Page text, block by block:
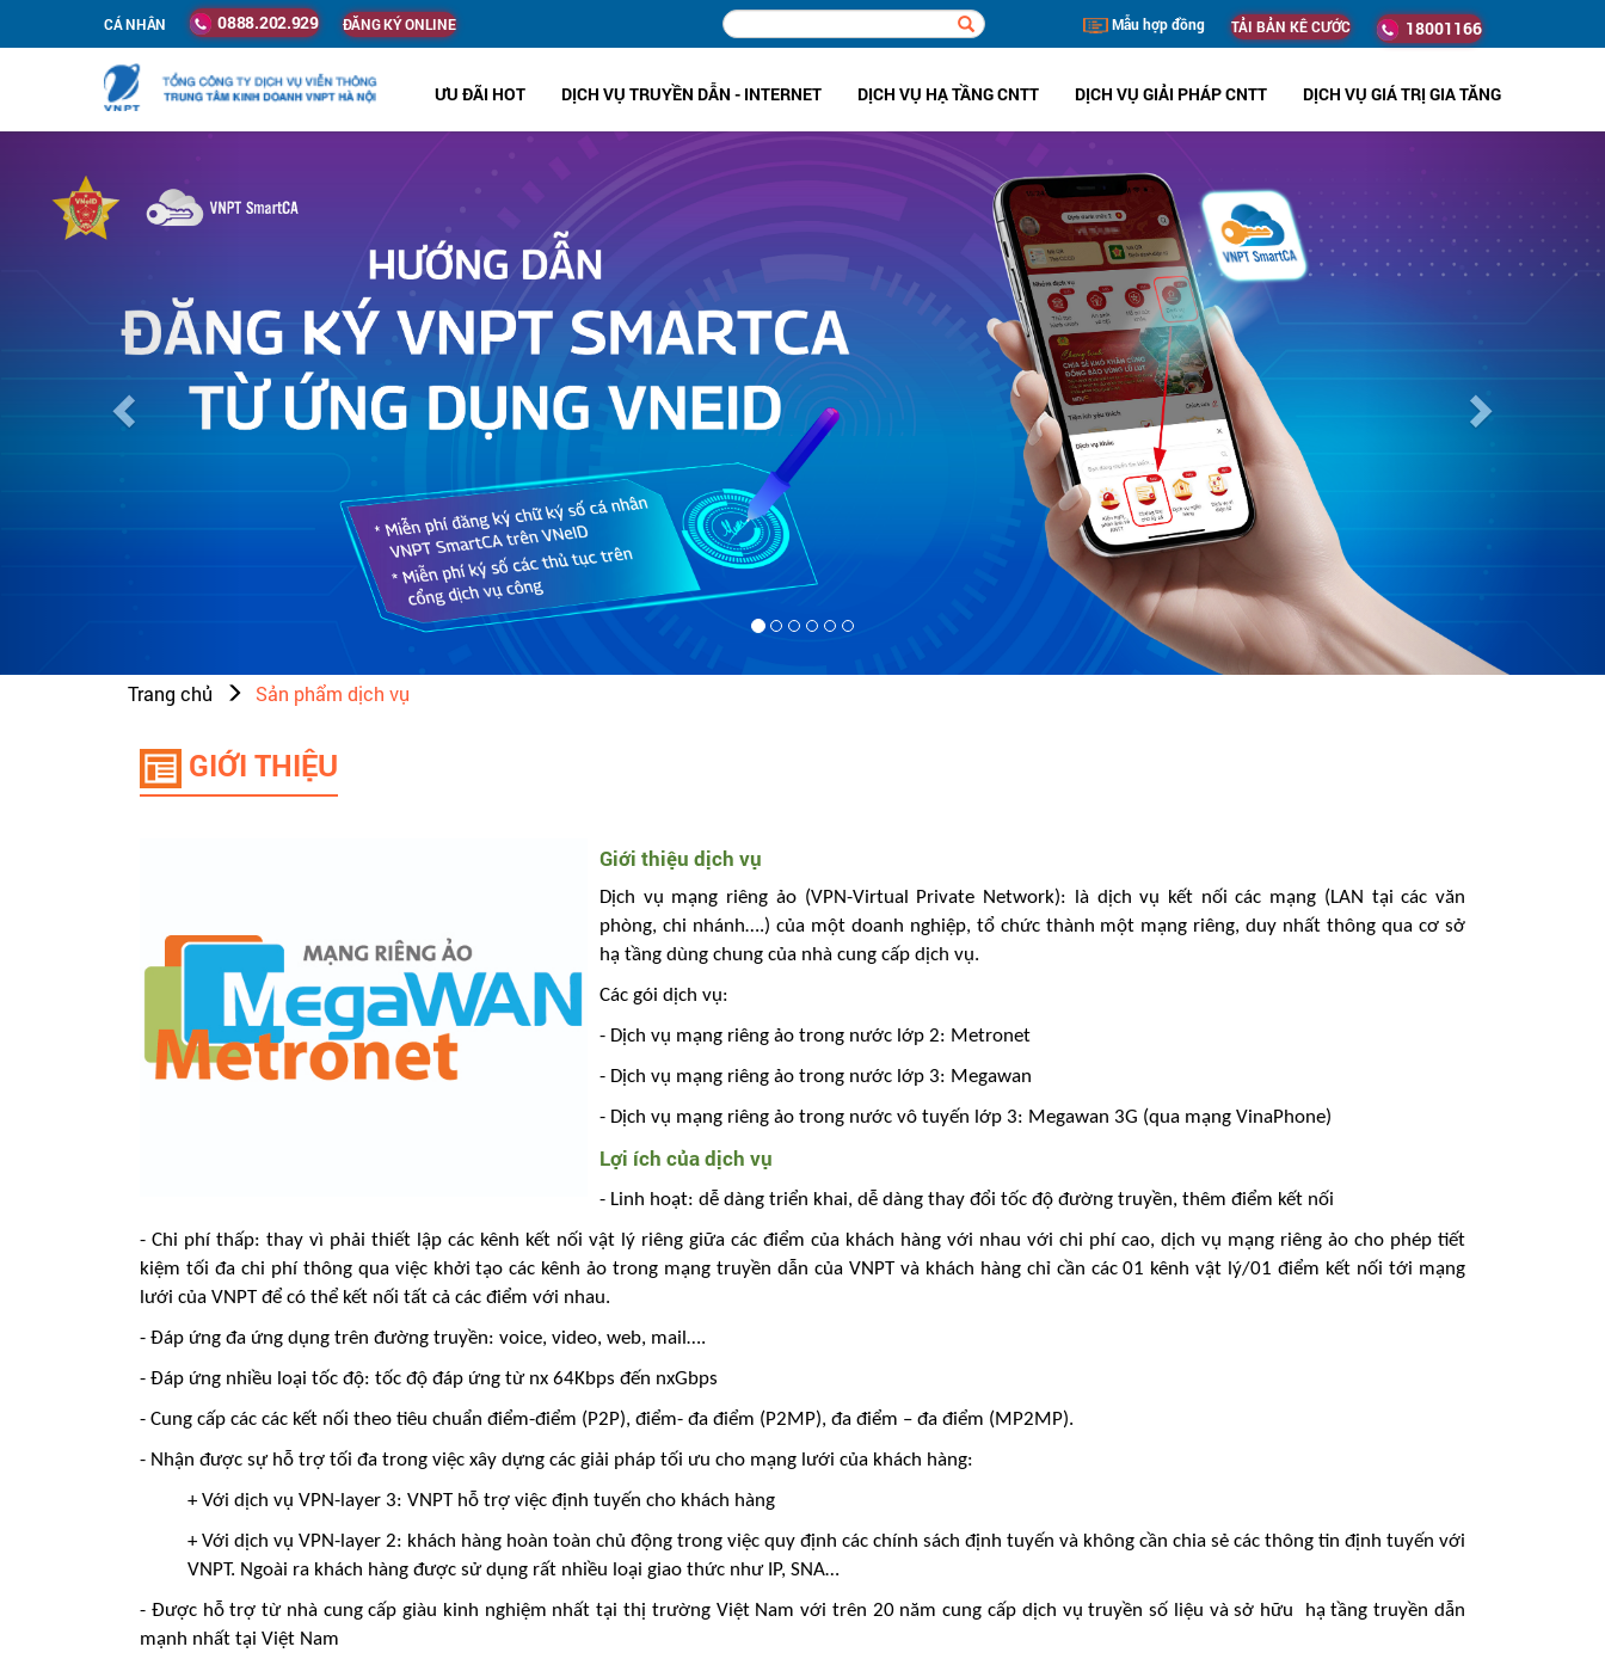
CÁ NHÂN 0888.202.929 ĐĂNG KÝ ONLINE Mẫu hợp đồng TẢI BẢN KÊ CƯỚC 18001166
ƯU ĐÃI HOT DỊCH VỤ TRUYỀN DẪN - INTERNET DỊCH VỤ HẠ TẦNG CNTT DỊCH VỤ GIẢI PHÁP CNTT DỊCH VỤ GIÁ TRỊ GIA TĂNG
Trang chủ Sản phẩm dịch vụ
GIỚI THIỆU
Giới thiệu dịch vụ
Dịch vụ mạng riêng ảo (VPN-Virtual Private Network): là dịch vụ kết nối các mạng (LAN tại các văn
phòng, chi nhánh….) của một doanh nghiệp, tổ chức thành một mạng riêng, duy nhất thông qua cơ sở
hạ tầng dùng chung của nhà cung cấp dịch vụ.
Các gói dịch vụ:
- Dịch vụ mạng riêng ảo trong nước lớp 2: Metronet
- Dịch vụ mạng riêng ảo trong nước lớp 3: Megawan
- Dịch vụ mạng riêng ảo trong nước vô tuyến lớp 3: Megawan 3G (qua mạng VinaPhone)
Lợi ích của dịch vụ
- Linh hoạt: dễ dàng triển khai, dễ dàng thay đổi tốc độ đường truyền, thêm điểm kết nối
- Chi phí thấp: thay vì phải thiết lập các kênh kết nối vật lý riêng giữa các điểm của khách hàng với nhau với chi phí cao, dịch vụ mạng riêng ảo cho phép tiết
kiệm tối đa chi phí thông qua việc khởi tạo các kênh ảo trong mạng truyền dẫn của VNPT và khách hàng chỉ cần các 01 kênh vật lý/01 điểm kết nối tới mạng
lưới của VNPT để có thể kết nối tất cả các điểm với nhau.
- Đáp ứng đa ứng dụng trên đường truyền: voice, video, web, mail….
- Đáp ứng nhiều loại tốc độ: tốc độ đáp ứng từ nx 64Kbps đến nxGbps
- Cung cấp các các kết nối theo tiêu chuẩn điểm-điểm (P2P), điểm- đa điểm (P2MP), đa điểm – đa điểm (MP2MP).
- Nhận được sự hỗ trợ tối đa trong việc xây dựng các giải pháp tối ưu cho mạng lưới của khách hàng:
+ Với dịch vụ VPN-layer 3: VNPT hỗ trợ việc định tuyến cho khách hàng
+ Với dịch vụ VPN-layer 2: khách hàng hoàn toàn chủ động trong việc quy định các chính sách định tuyến và không cần chia sẻ các thông tin định tuyến với
VNPT. Ngoài ra khách hàng được sử dụng rất nhiều loại giao thức như IP, SNA…
- Được hỗ trợ từ nhà cung cấp giàu kinh nghiệm nhất tại thị trường Việt Nam với trên 20 năm cung cấp dịch vụ truyền số liệu và sở hữu hạ tầng truyền dẫn
mạnh nhất tại Việt Nam